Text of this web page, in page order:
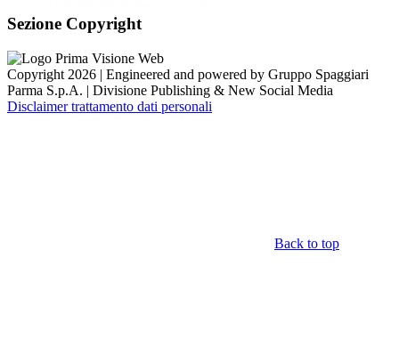
Sezione Copyright
Copyright 2026 | Engineered and powered by Gruppo Spaggiari
Parma S.p.A. | Divisione Publishing & New Social Media
Disclaimer trattamento dati personali
Back to top